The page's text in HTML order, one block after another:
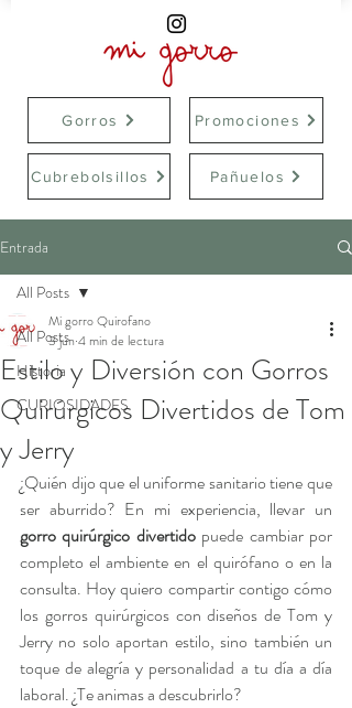
Gorros
Cubrebolsillos Pañuelos
Promociones
Entrada
All Posts
Historia
CURIOSIDADES
All Posts
Estilo y Diversión con Gorros
Quirúrgicos Divertidos de Tom
y Jerry
Mi gorro Quirofano
3 jun 4 min de lectura
¿Quién dijo que el uniforme sanitario tiene que
gorro quirúrgico divertido puede cambiar por
completo el ambiente en el quirófano o en la
consulta. Hoy quiero compartir contigo cómo
los gorros quirúrgicos con diseños de Tom y
Jerry no solo aportan estilo, sino también un
toque de alegría y personalidad a tu día a día
laboral. ¿Te animas a descubrirlo?